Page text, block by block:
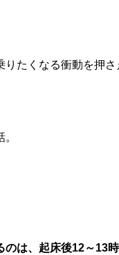
たくなる衝動を押さ
のは、起床後12～13